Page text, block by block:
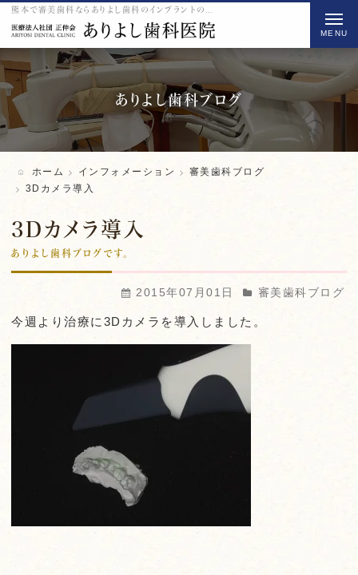
ありよし歯科ブログ
ホーム インフォメーション
審美歯科ブログ
3Dカメラ導入
3Dカメラ導入
ありよし歯科ブログです。
2015年07月01日 審美歯科ブログ
今週より治療に3Dカメラを導入しました。
t
o
g
l
t
i